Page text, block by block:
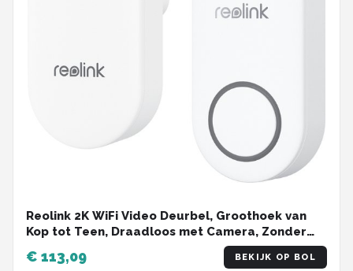
Reolink 2K WiFi Video Deurbel, Groothoek van
Kop tot Teen, Draadloos met Camera, Zonder
Abonnemen, Detectie Persoon/Verpakking,
Tweewegaudio
€ 113,09 BEKIJK OP BOL